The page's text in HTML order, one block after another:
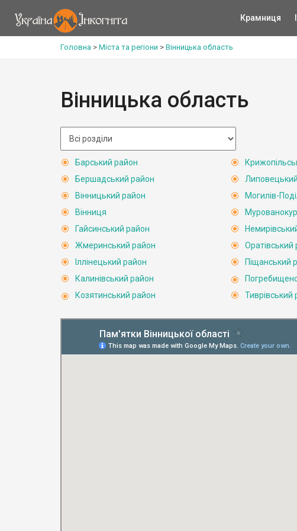
Крамниця
Головна > Міста та регіони > Вінницька область
Вінницька область
Барський район
Бершадський район
Вінницький район
Вінниця
Гайсинський район
Жмеринський район
Іллінецький район
Калинівський район
Козятинський район
Могилів-
Оратівський
Піщанський
Тиврівський